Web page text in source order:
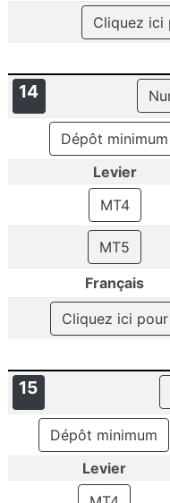
Cliquez ici
14
Dépôt minimum
Levier
MT4
MT5
Français
Cliquez ici
15
Dépôt minimum
Levier